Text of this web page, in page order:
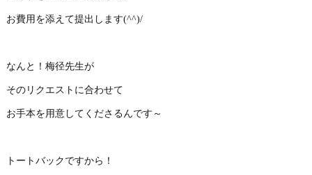
お費用を添えて提出します(^^)/
なんと！梅径先生が
そのリクエストに合わせて
お手本を用意してくださるんです～
トートバックですから！